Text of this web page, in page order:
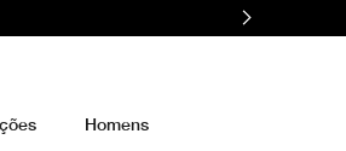
Homens